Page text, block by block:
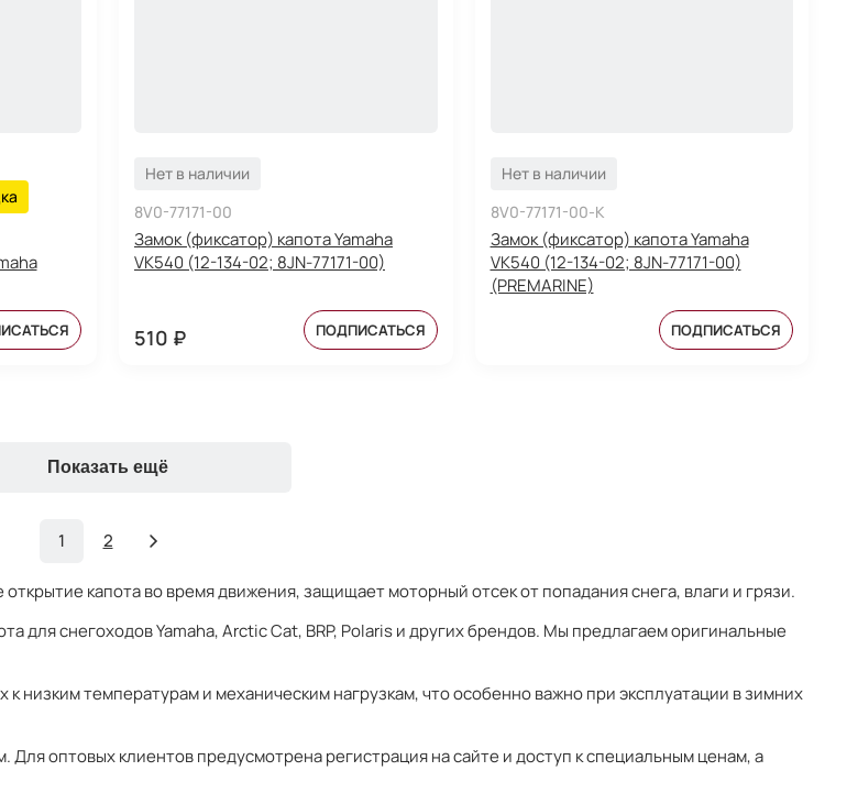
Нет в наличии
8V0-77171-00
Замок (фиксатор) капота Yamaha
VK540 (12-134-02; 8JN-77171-00)
510 ₽ ПОДПИСАТЬСЯ
Нет в наличии
8V0-77171-00-K
Замок (фиксатор) капота Yamaha
VK540 (12-134-02; 8JN-77171-00)
(PREMARINE)
ПОДПИСАТЬСЯ
Показать ещё
1 2
капота во время движения, защищает моторный отсек от попадания снега, влаги и грязи.
для снегоходов Yamaha, Arctic Cat, BRP, Polaris и других брендов. Мы предлагаем оригинальные
низким температурам и механическим нагрузкам, что особенно важно при эксплуатации в зимних
оптовых клиентов предусмотрена регистрация на сайте и доступ к специальным ценам, а